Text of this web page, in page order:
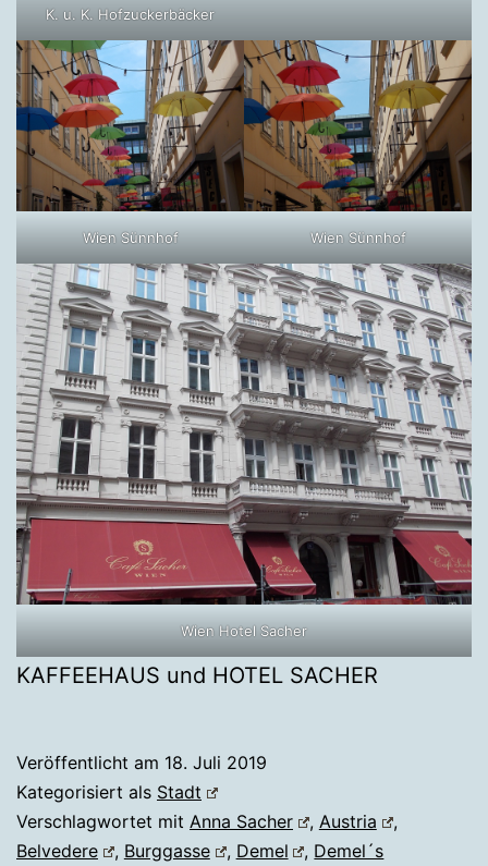
K. u. K. Hofzuckerbäcker
Wien Sünnhof Wien Sünnhof
Wien Hotel Sacher
KAFFEEHAUS und HOTEL SACHER
Veröffentlicht am 18. Juli 2019
Kategorisiert als Stadt
Verschlagwortet mit Anna Sacher , Austria
,
Belvedere
, Burggasse , Demel , Demel´s